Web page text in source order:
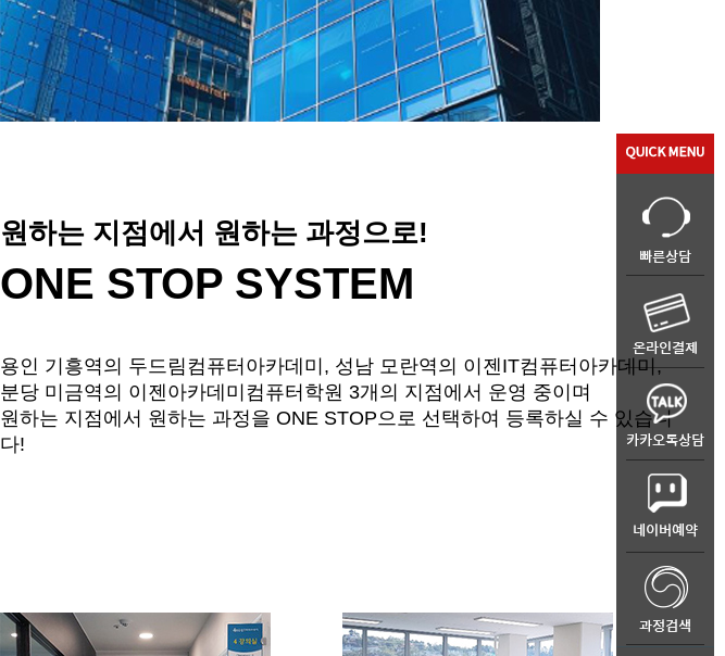
원하는 지점에서 원하는 과정으로!
ONE STOP SYSTEM
용인 기흥역의 두드림컴퓨터아카데미, 성남 모란역의 이젠IT컴퓨터아카데미,
분당 미금역의 이젠아카데미컴퓨터학원 3개의 지점에서 운영 중이며
원하는 지점에서 원하는 과정을 ONE STOP으로 선택하여 등록하실 수 있습니
다!